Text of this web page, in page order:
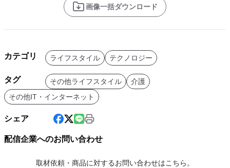
画像一括ダウンロード
カテゴリ ライフスタイル テクノロジー
タグ その他ライフスタイル
介護
その他IT・インターネット
シェア
配信企業へのお問い合わせ
取材依頼・商品に対するお問い合わせはこちら。